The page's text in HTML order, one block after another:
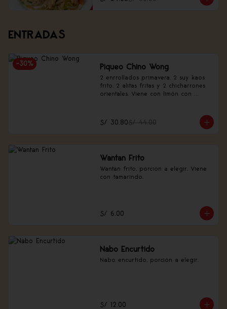
ENTRADAS
-30% Piqueo Chino Wong
2 enrrollados primavera, 2 suy kaos
frito, 2 alitas fritas y 2 chicharrones
orientales. Viene con limón con
S/ 30.80S/ 44.00
Wantan Frito
Wantan frito, porción a elegir. Viene
con tamarindo.
S/ 6.00
Nabo Encurtido
Nabo encurtido, porción a elegir.
S/ 12.00